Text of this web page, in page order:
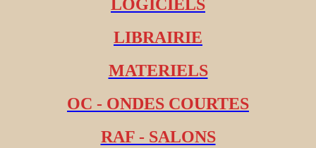
LOGICIELS
LIBRAIRIE
MATERIELS
OC - ONDES COURTES
RAF - SALONS